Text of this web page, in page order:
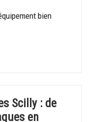
bien
Scilly : de
en